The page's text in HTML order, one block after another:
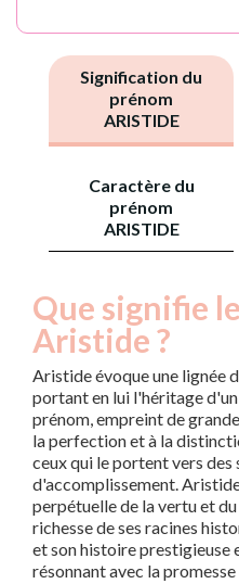
Signification du
prénom
ARISTIDE
Caractère du
prénom
ARISTIDE
Que signifie
Aristide ?
Aristide évoque une lignée
portant en lui l'héritage
prénom, empreint de
la perfection et à la
ceux qui le portent vers des
d'accomplissement.
perpétuelle de la vertu et
richesse de ses racines
et son histoire prestigieuse
résonnant avec la